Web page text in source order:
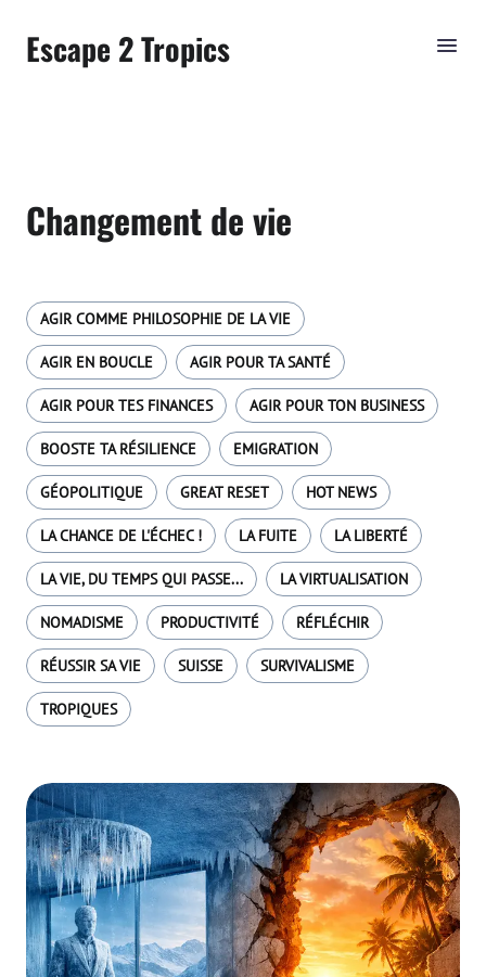
Escape 2 Tropics
Changement de vie
AGIR COMME PHILOSOPHIE DE LA VIE
AGIR EN BOUCLE AGIR POUR TA SANTÉ
AGIR POUR TES FINANCES AGIR POUR TON BUSINESS
BOOSTE TA RÉSILIENCE EMIGRATION
GÉOPOLITIQUE GREAT RESET HOT NEWS
LA CHANCE DE L'ÉCHEC ! LA FUITE LA LIBERTÉ
LA VIE, DU TEMPS QUI PASSE... LA VIRTUALISATION
NOMADISME PRODUCTIVITÉ RÉFLÉCHIR
RÉUSSIR SA VIE SUISSE SURVIVALISME
TROPIQUES